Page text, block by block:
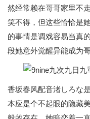
然经常赖在哥哥家里不
笑不得，但这些恰恰是
的事情是调戏容易当真
段她意外觉醒异能成为
香坂春风配音渚しろな
本应是个不起眼的隐藏